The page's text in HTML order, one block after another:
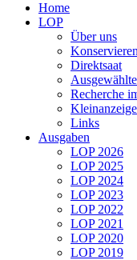
Home
LOP
Über uns
Direktsaat
Recherche
Links
Ausgaben
LOP 2026
LOP 2025
LOP 2024
LOP 2023
LOP 2022
LOP 2021
LOP 2020
LOP 2019